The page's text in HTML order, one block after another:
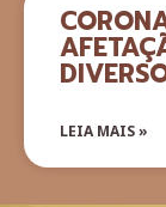
LEIA MAIS »